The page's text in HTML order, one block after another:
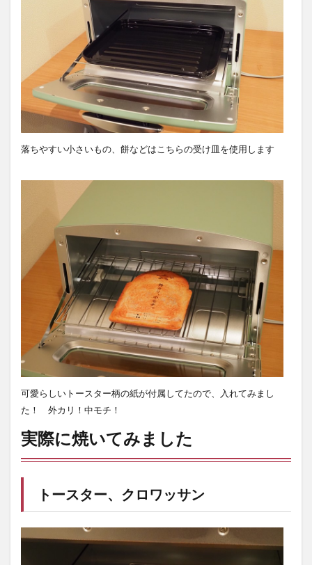
落ちやすい小さいもの、餅などはこちらの受け皿を使用します
可愛らしいトースター柄の紙が付属してたので、入れてみまし
た！ 外カリ！中モチ！
実際に焼いてみました
トースター、クロワッサン